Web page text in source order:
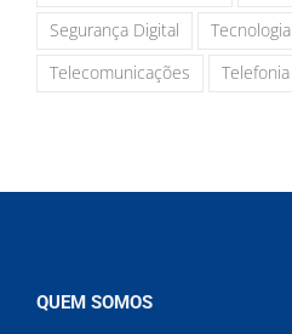
Segurança Digital
Tecnologia
Telecomunicações
Telefonia
QUEM SOMOS